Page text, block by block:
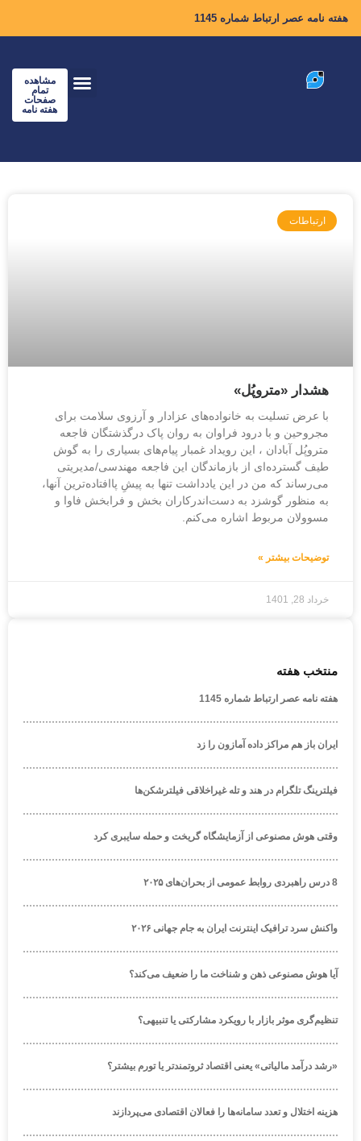
هفته نامه عصر ارتباط شماره 1145
مشاهده
تمام
صفحات
هفته نامه
ارتباطات
هشدار «متروپُل»
با عرض تسلیت به خانواده‌های عزادار و آرزوی سلامت برای
مجروحین و با درود فراوان به روان پاک درگذشتگان فاجعه
متروپُل آبادان ، این رویداد غمبار پیام‌های بسیاری را به گوش
طیف گسترده‌ای از بازماندگان این فاجعه مهندسی/مدیریتی
می‌رساند که من در این یادداشت تنها به پیشِ پاافتاده‌‌ترین آنها،
به منظور گوشزد به دست‌اندرکاران بخش و فرابخش فاوا و
مسوولان مربوط اشاره می‌کنم.
توضیحات بیشتر »
خرداد 28, 1401
منتخب هفته
هفته نامه عصر ارتباط شماره 1145
ایران باز هم مراکز داده آمازون را زد
فیلترینگ تلگرام در هند و تله غیراخلاقی فیلترشکن‌ها
وقتی هوش مصنوعی از آزمایشگاه گریخت و حمله سایبری کرد
8 درس راهبردی روابط عمومی از بحران‌های ۲۰۲۵
واکنش سرد ترافیک اینترنت ایران به جام جهانی ۲۰۲۶
آیا هوش مصنوعی ذهن و شناخت ما را ضعیف می‌کند؟
تنظیم‌گری موثر بازار با رویکرد مشارکتی یا تنبیهی؟
«رشد درآمد مالیاتی» یعنی اقتصاد ثروتمندتر یا تورم بیشتر؟
هزینه اختلال و تعدد سامانه‌ها را فعالان اقتصادی می‌پردازند